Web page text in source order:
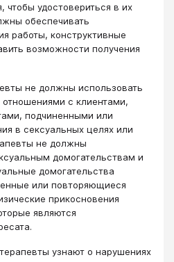
чтобы удостовериться в их
обеспечивать
работы, конструктивные
возможности получения
не должны использовать
с клиентами,
подчиненными или
в сексуальных целях или
не должны
домогательствам и
домогательства
или повторяющиеся
прикосновения
являются
узнают о нарушениях